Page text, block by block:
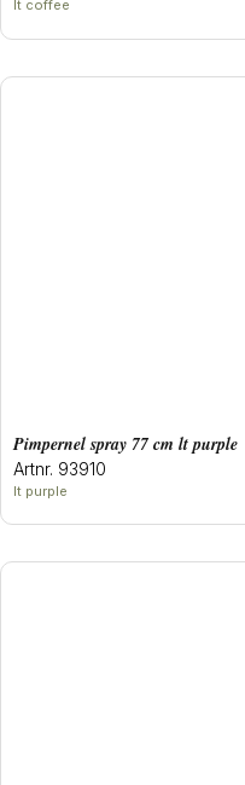
lt coffee
pimpernel spray 77 cm lt purple
Artnr. 93910
lt purple